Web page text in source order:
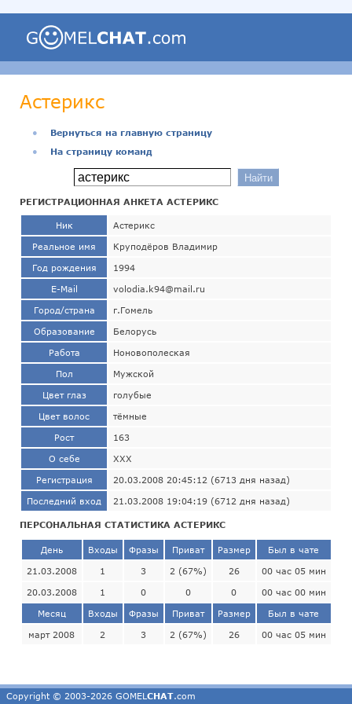
Астерикс
●
Вернуться на главную страницу
●
На страницу команд
РЕГИСТРАЦИОННАЯ АНКЕТА АСТЕРИКС
Ник Астерикс
Реальное имя Круподёров Владимир
Год рождения 1994
E-Mail volodia.k94@mail.ru
Город/страна г.Гомель
Образование Белорусь
Работа Ноновополеская
Пол Мужской
Цвет глаз голубые
Цвет волос тёмные
Рост 163
О себе XXX
Регистрация 20.03.2008 20:45:12 (6713 дня назад)
Последний вход 21.03.2008 19:04:19 (6712 дня назад)
ПЕРСОНАЛЬНАЯ СТАТИСТИКА АСТЕРИКС
День Входы Фразы Приват Размер Был в чате
21.03.2008 1 3 2 (67%) 26 00 час 05 мин
20.03.2008 1 0 0 0 00 час 00 мин
Месяц Входы Фразы Приват Размер Был в чате
март 2008 2 3 2 (67%) 26 00 час 05 мин
Copyright © 2003-2026 GOMEL CHAT.com